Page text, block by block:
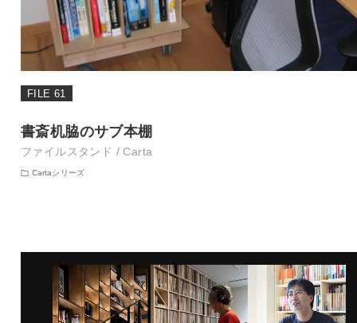
FILE 61
書斎机脇のサブ本棚
ファイルスタンド / Carta
Cartaシリーズ